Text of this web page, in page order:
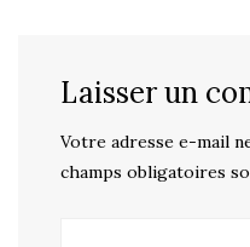
Laisser un
Votre adresse e-mail
champs obligatoires